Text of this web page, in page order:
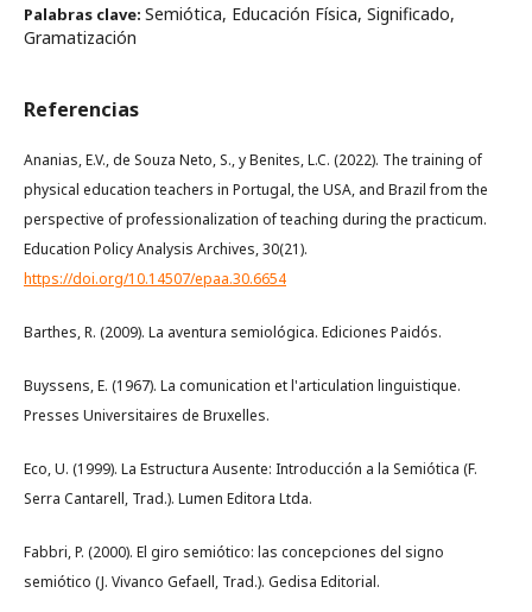
Palabras clave: Semiótica, Educación Física, Significado,
Gramatización
Referencias
Ananias, E.V., de Souza Neto, S., y Benites, L.C. (2022). The training of
physical education teachers in Portugal, the USA, and Brazil from the
perspective of professionalization of teaching during the practicum.
Education Policy Analysis Archives, 30(21).
https://doi.org/10.14507/epaa.30.6654
Barthes, R. (2009). La aventura semiológica. Ediciones Paidós.
Buyssens, E. (1967). La comunication et l'articulation linguistique.
Presses Universitaires de Bruxelles.
Eco, U. (1999). La Estructura Ausente: Introducción a la Semiótica (F.
Serra Cantarell, Trad.). Lumen Editora Ltda.
Fabbri, P. (2000). El giro semiótico: las concepciones del signo
semiótico (J. Vivanco Gefaell, Trad.). Gedisa Editorial.